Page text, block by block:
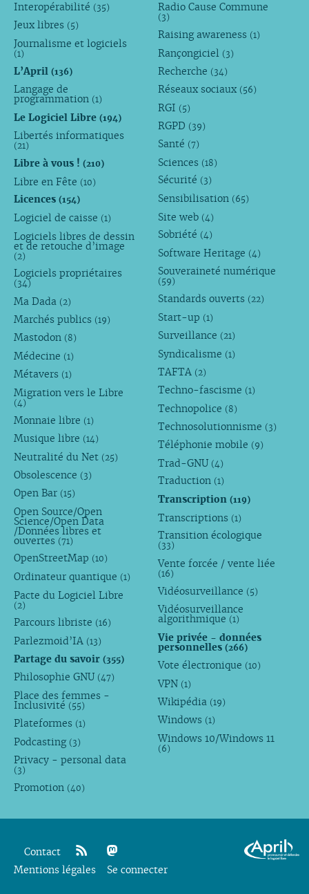
Interopérabilité (35)
Jeux libres (5)
Journalisme et logiciels
(1)
L’April (136)
Langage de
programmation (1)
Le Logiciel Libre (194)
Libertés informatiques
(21)
Libre à vous ! (210)
Libre en Fête (10)
Licences (154)
Logiciel de caisse (1)
Logiciels libres de dessin
et de retouche d’image
(2)
Logiciels propriétaires
(34)
Ma Dada (2)
Marchés publics (19)
Mastodon (8)
Médecine (1)
Métavers (1)
Migration vers le Libre
(4)
Monnaie libre (1)
Musique libre (14)
Neutralité du Net (25)
Obsolescence (3)
Open Bar (15)
Open Source/Open
Science/Open Data
/Données libres et
ouvertes (71)
OpenStreetMap (10)
Ordinateur quantique (1)
Pacte du Logiciel Libre
(2)
Parcours libriste (16)
Parlezmoid’IA (13)
Partage du savoir (355)
Philosophie GNU (47)
Place des femmes -
Inclusivité (55)
Plateformes (1)
Podcasting (3)
Privacy - personal data
(3)
Promotion (40)
Radio Cause Commune
(3)
Raising awareness (1)
Rançongiciel (3)
Recherche (34)
Réseaux sociaux (56)
RGI (5)
RGPD (39)
Santé (7)
Sciences (18)
Sécurité (3)
Sensibilisation (65)
Site web (4)
Sobriété (4)
Software Heritage (4)
Souveraineté numérique
(59)
Standards ouverts (22)
Start-up (1)
Surveillance (21)
Syndicalisme (1)
TAFTA (2)
Techno-fascisme (1)
Technopolice (8)
Technosolutionnisme (3)
Téléphonie mobile (9)
Trad-GNU (4)
Traduction (1)
Transcription(119)
Transcriptions (1)
Transition écologique
(33)
Vente forcée / vente liée
(16)
Vidéosurveillance (5)
Vidéosurveillance
algorithmique (1)
Vie privée - données
personnelles(266)
Vote électronique (10)
VPN (1)
Wikipédia (19)
Windows (1)
Windows 10/Windows 11
(6)
Contact
rss mastodon
Mentions légales Se connecter